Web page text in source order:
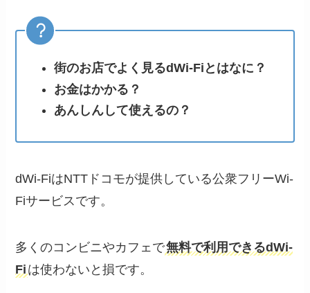
街のお店でよく見るdWi-Fiとはなに？
お金はかかる？
あんしんして使えるの？
dWi-FiはNTTドコモが提供している公衆フリーWi-
Fiサービスです。
多くのコンビニやカフェで無料で利用できるdWi-
Fi は使わないと損です。